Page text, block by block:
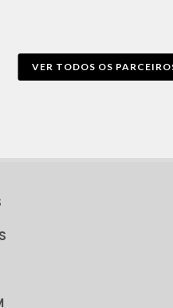
VER TODOS OS